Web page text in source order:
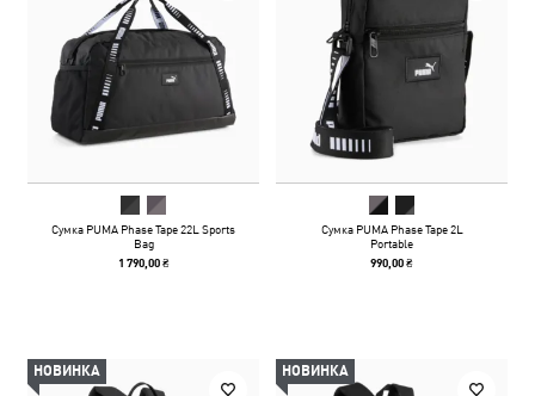
Сумка PUMA Phase Tape 22L Sports
Bag
1 790,00 ₴
Сумка PUMA Phase Tape 2L
Portable
990,00 ₴
НОВИНКА НОВИНКА